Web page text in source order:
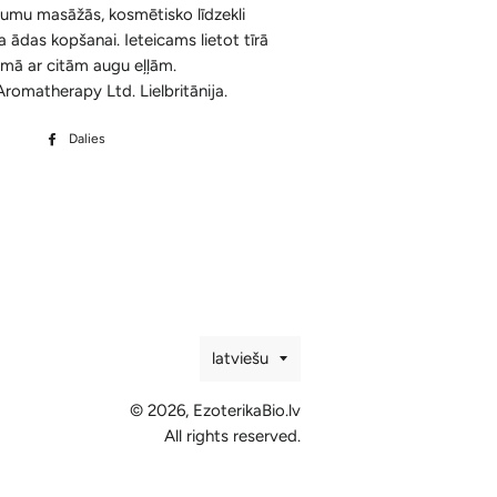
Konusi ar krītošu dūmu efektu un
Aksesuāri
Aromātiskās Briketes un Aksesuāri
Sveķi un Aksesuāri
Korķa Bloki
Spilventiņi Acīm
Ķermenim
Sejai
masāžās, kosmētisko līdzekli
ādas kopšanai. Ieteicams lietot tīrā
ar citām augu eļļām.
Ltd. Lielbritānija.
Dalies
Valoda
latviešu
© 2026, EzoterikaBio.lv
All rights reserved.